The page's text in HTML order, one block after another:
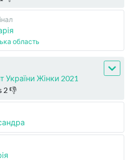
область
України Жінки 2021
2 👎